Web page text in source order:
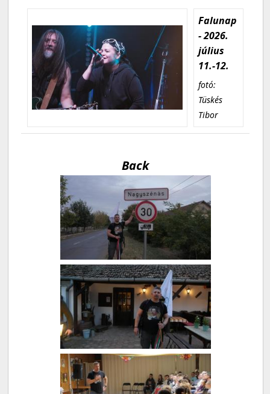
Falunap
- 2026.
július
11.-12.
fotó:
Tüskés
Tibor
Back